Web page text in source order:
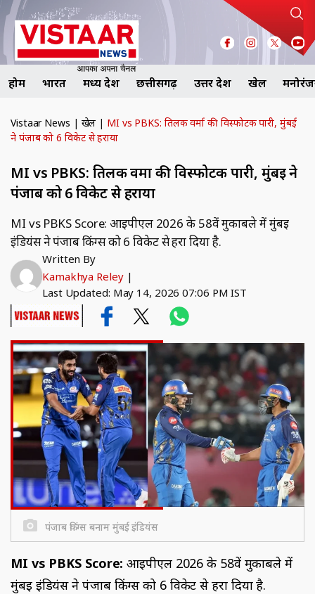
होम भारत मध्य प्रदेश छत्तीसगढ़ उत्तर प्रदेश खेल
Vistaar News | खेल | MI vs PBKS: तिलक वर्मा की विस्फोटक पारी, मुंबई
ने पंजाब को 6 विकेट से हराया
MI vs PBKS: तिलक वर्मा की विस्फोटक पारी, मुंबई ने
पंजाब को 6 विकेट से हराया
MI vs PBKS Score: आईपीएल 2026 के 58वें मुकाबले में मुंबई
इंडियंस ने पंजाब किंग्स को 6 विकेट से हरा दिया है.
Written By
Kamakhya Reley|
Last Updated: May 14, 2026 07:06 PM IST
पंजाब किंग्स बनाम मुंबई इंडियंस
MI vs PBKS Score:आईपीएल 2026 के 58वें मुकाबले में
मुंबई इंडियंस ने पंजाब किंग्स को 6 विकेट से हरा दिया है.